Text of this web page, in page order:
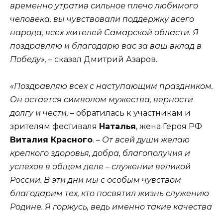
временно утратив сильное плечо любимого
человека, вы чувствовали поддержку всего
народа, всех жителей Самарской области. Я
поздравляю и благодарю вас за ваш вклад в
Победу», – сказал Дмитрий Азаров.
«Поздравляю всех с наступающим праздником.
Он остается символом мужества, верности
долгу и чести, – обратилась к участникам и
зрителям фестиваля Наталья, жена Героя РФ
Виталия Красного. – От всей души желаю
крепкого здоровья, добра, благополучия и
успехов в общем деле – служении великой
России. В эти дни мы с особым чувством
благодарим тех, кто посвятил жизнь служению
Родине. Я горжусь, ведь именно такие качества